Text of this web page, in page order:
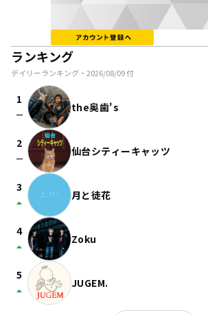
ランキング
デイリーランキング・ 2026/08/09付
1
check_indeterminate_small the奥歯's
2
check_indeterminate_small 仙台シティーキャッツ
3
arrow_drop_up 月と徒花
4
arrow_drop_up Zoku
5
arrow_drop_up JUGEM.